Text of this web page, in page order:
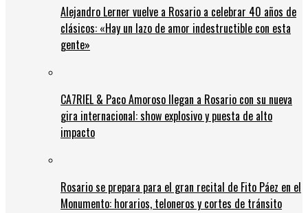
Alejandro Lerner vuelve a Rosario a celebrar 40 años de
clásicos: «Hay un lazo de amor indestructible con esta
gente»
CA7RIEL & Paco Amoroso llegan a Rosario con su nueva
gira internacional: show explosivo y puesta de alto
impacto
Rosario se prepara para el gran recital de Fito Páez en el
Monumento: horarios, teloneros y cortes de tránsito